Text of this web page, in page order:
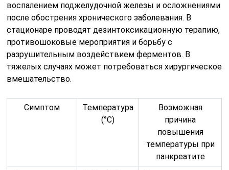
воспалением поджелудочной железы и осложнениями
после обострения хронического заболевания. В
стационаре проводят дезинтоксикационную терапию,
противошоковые мероприятия и борьбу с
разрушительным воздействием ферментов. В
тяжелых случаях может потребоваться хирургическое
вмешательство.
Симптом
Температура
(°C)
Возможная
причина
повышения
температуры при
панкреатите